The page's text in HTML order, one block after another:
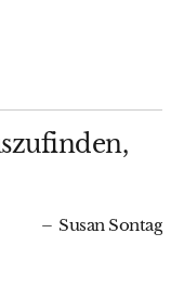
Susan Sontag